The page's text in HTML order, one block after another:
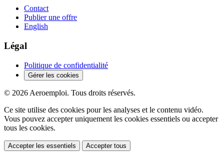
Contact
Publier une offre
English
Légal
Politique de confidentialité
Gérer les cookies
© 2026 Aeroemploi. Tous droits réservés.
Ce site utilise des cookies pour les analyses et le contenu vidéo.
Vous pouvez accepter uniquement les cookies essentiels ou accepter
tous les cookies.
Accepter les essentiels Accepter tous